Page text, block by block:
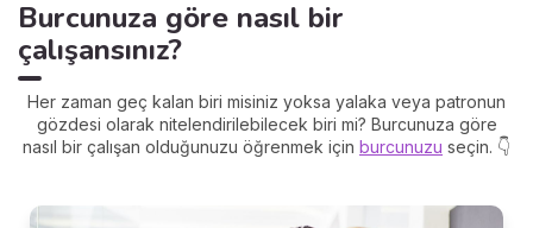
Burcunuza göre nasıl bir
çalışansınız?
Her zaman geç kalan biri misiniz yoksa yalaka veya patronun
gözdesi olarak nitelendirilebilecek biri mi? Burcunuza göre
nasıl bir çalışan olduğunuzu öğrenmek için burcunuzu seçin. 👇